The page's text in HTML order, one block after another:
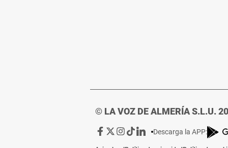
© LA VOZ DE ALMERÍA S.L.U.
Ir
Ir
Ir Ir Ir
Descarga la APP: